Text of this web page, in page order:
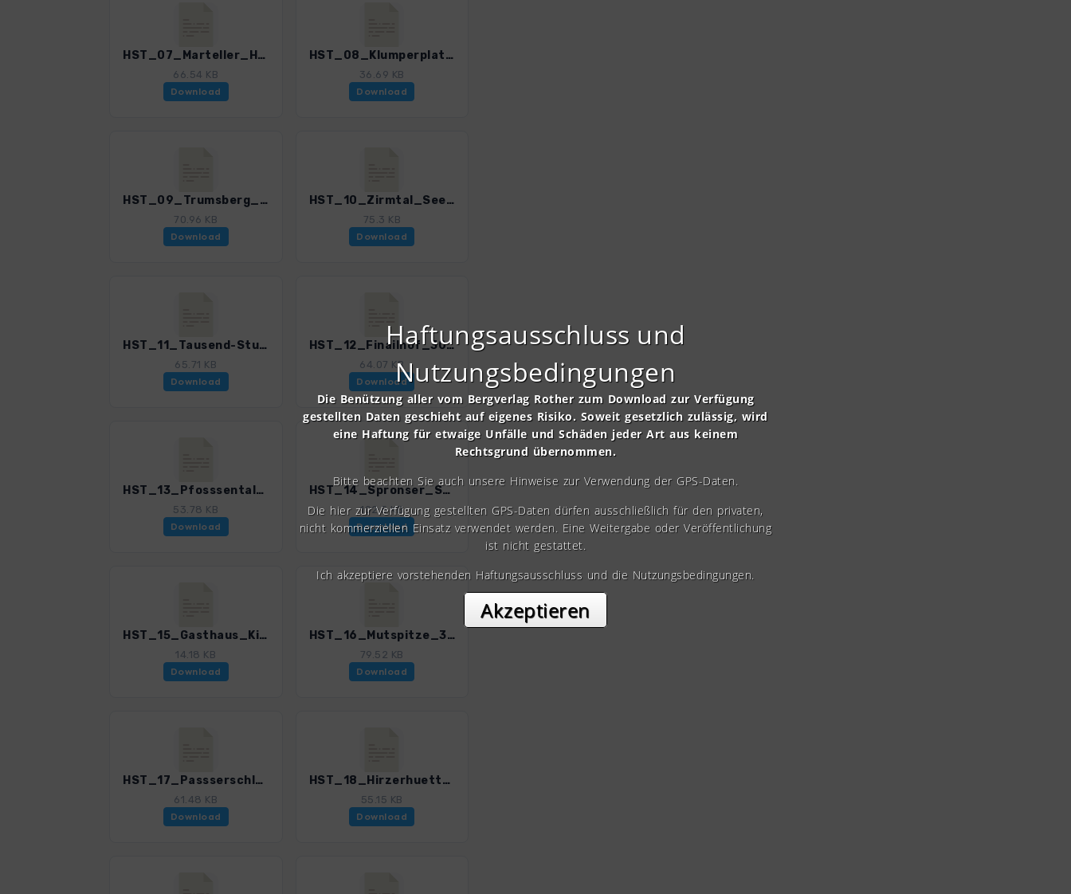
HST_07_Marteller_Huette_3085_1.gpx
66.54 KB
Download
HST_08_Klumperplatte_3085_1.gpx
36.69 KB
Download
HST_09_Trumsberg_3085_1.gpx
70.96 KB
Download
HST_10_Zirmtal_See_und_Zirmtal_Alm_3085_1.gpx
75.3 KB
Download
HST_11_Tausend-Stufen-Schlucht_3085_1.gpx
65.71 KB
Download
HST_12_Finailhof_3085_1.gpx
64.07 KB
Download
HST_13_Pfosssental_3085_1.gpx
53.78 KB
Download
HST_14_Spronser_Seen_3085_1.gpx
102.5 KB
Download
HST_15_Gasthaus_Kienegg_3085_1.gpx
14.18 KB
Download
HST_16_Mutspitze_3085_1.gpx
79.52 KB
Download
HST_17_Passserschlucht_3085_1.gpx
61.48 KB
Download
HST_18_Hirzerhuette_3085_1.gpx
55.15 KB
Download
Haftungsausschluss und
Nutzungsbedingungen
Die Benützung aller vom Bergverlag Rother zum Download zur Verfügung
gestellten Daten geschieht auf eigenes Risiko. Soweit gesetzlich zulässig, wird
eine Haftung für etwaige Unfälle und Schäden jeder Art aus keinem
Rechtsgrund übernommen.
Bitte beachten Sie auch unsere Hinweise zur Verwendung der GPS-Daten.
Die hier zur Verfügung gestellten GPS-Daten dürfen ausschließlich für den privaten,
nicht kommerziellen Einsatz verwendet werden. Eine Weitergabe oder Veröffentlichung
ist nicht gestattet.
Ich akzeptiere vorstehenden Haftungsausschluss und die Nutzungsbedingungen.
Akzeptieren